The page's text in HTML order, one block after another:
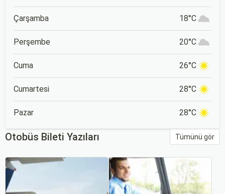
Çarşamba 18°C
Perşembe 20°C
Cuma 26°C
Cumartesi 28°C
Pazar 28°C
Otobüs Bileti Yazıları Tümünü gör